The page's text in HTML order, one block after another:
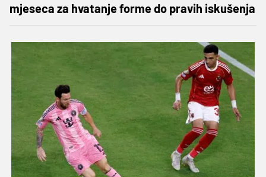
mjeseca za hvatanje forme do pravih iskušenja